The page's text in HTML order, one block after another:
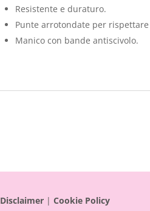
Resistente e duraturo.
Punte arrotondate per
Manico con bande antiscivolo.
Disclaimer |Cookie Policy